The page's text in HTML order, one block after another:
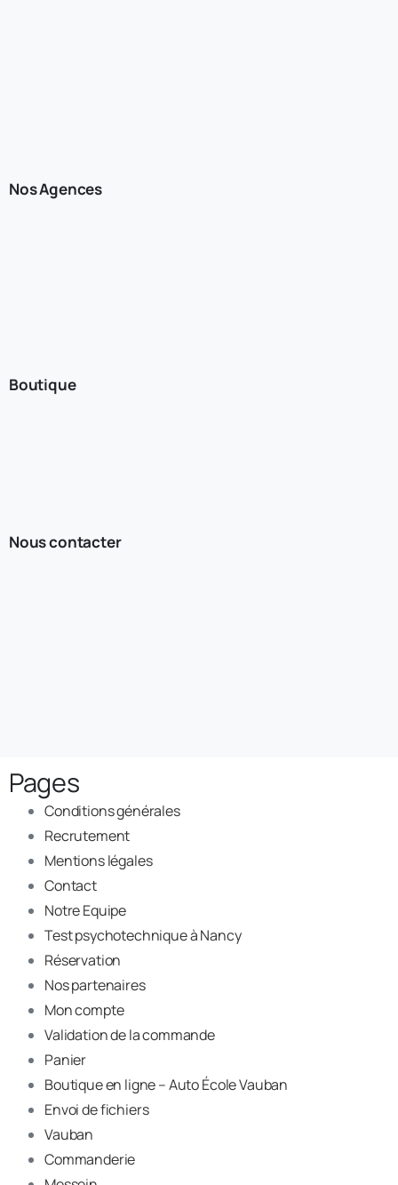
Nos Agences
Boutique
Nous contacter
Pages
Conditions générales
Recrutement
Mentions légales
Contact
Notre Equipe
Test psychotechnique à Nancy
Réservation
Nos partenaires
Mon compte
Validation de la commande
Panier
Boutique en ligne – Auto École Vauban
Envoi de fichiers
Vauban
Commanderie